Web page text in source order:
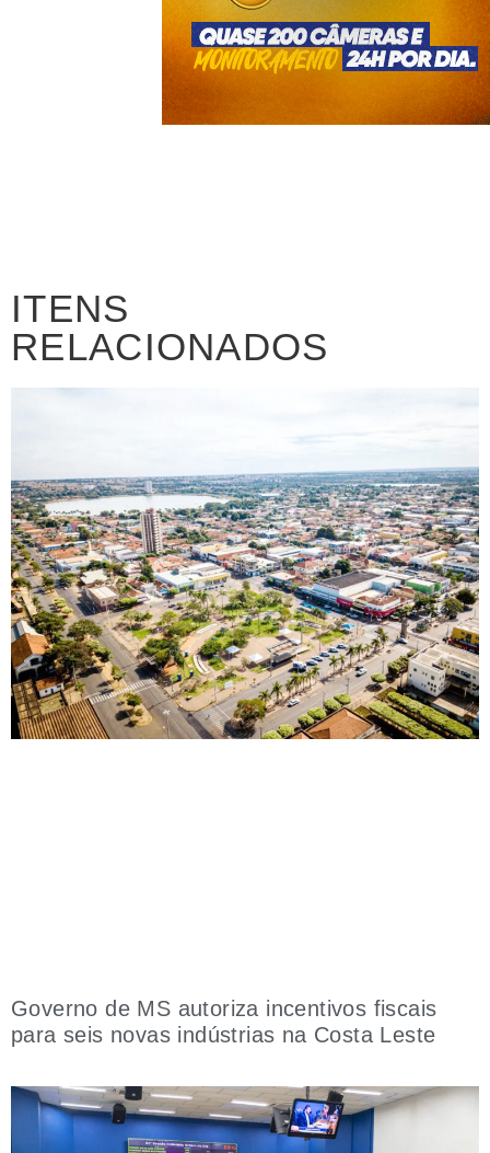
ITENS
RELACIONADOS
Governo de MS autoriza incentivos fiscais
para seis novas indústrias na Costa Leste